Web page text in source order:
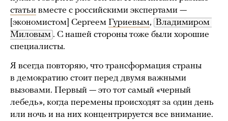
статьи вместе с российскими экспертами —
[экономистом] Сергеем Гуриевым, Владимиром
Миловым . С нашей стороны тоже были хорошие
специалисты.
Я всегда повторяю, что трансформация страны
в демократию стоит перед двумя важными
вызовами. Первый — это тот самый «черный
лебедь», когда перемены происходят за один день
или ночь и на них концентрируется все внимание.